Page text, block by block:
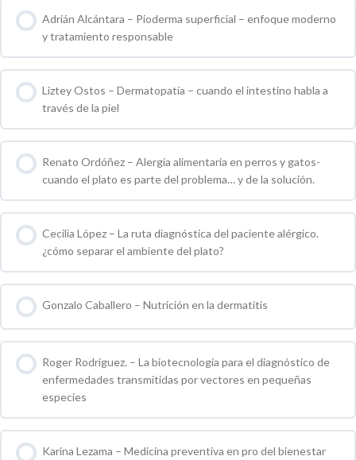
Adrián Alcántara – Pioderma superficial – enfoque moderno
y tratamiento responsable
0 % COMPLETO 0 / 0 pasos
Liztey Ostos – Dermatopatía – cuando el intestino habla a
través de la piel
0 % COMPLETO 0 / 0 pasos
Renato Ordóñez – Alergia alimentaria en perros y gatos-
cuando el plato es parte del problema… y de la solución.
0 % COMPLETO 0 / 0 pasos
Cecilia López – La ruta diagnóstica del paciente alérgico.
¿cómo separar el ambiente del plato?
0 % COMPLETO 0 / 0 pasos
Gonzalo Caballero – Nutrición en la dermatitis
0 % COMPLETO 0 / 0 pasos
Roger Rodríguez. – La biotecnología para el diagnóstico de
enfermedades transmitidas por vectores en pequeñas
especies
0 % COMPLETO 0 / 0 pasos
Karina Lezama – Medicina preventiva en pro del bienestar